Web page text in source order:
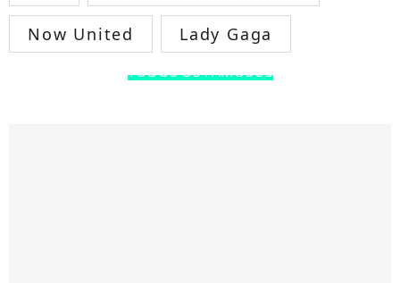
Now United Lady Gaga
TODOS OS FAMOSOS